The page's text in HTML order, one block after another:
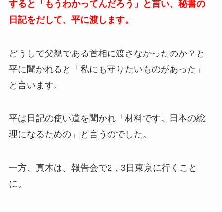
すると「もうわかってんだろう」と言い、秘書の
日記をだして、平に渡します。
どうして父親である首相に渡さなかったのか？と
平に聞かれると「私にも守りたいものがあった」
と言います。
平は日記の使い道を聞かれ「材料です。日本の総
理になるための」と言うのでした。
一方、真木は、報告会で2，3日東京に行くこと
に。